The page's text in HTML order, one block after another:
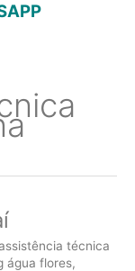
técnica
água flores,